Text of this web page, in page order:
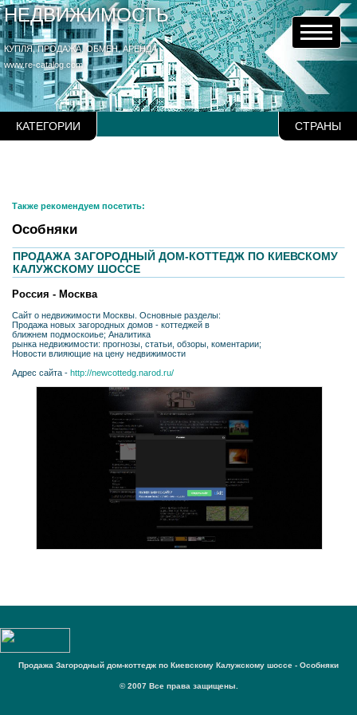
НЕДВИЖИМОСТЬ
КУПЛЯ, ПРОДАЖА, ОБМЕН, АРЕНДА
www.re-catalog.com
КАТЕГОРИИ СТРАНЫ
Также рекомендуем посетить:
Особняки
ПРОДАЖА ЗАГОРОДНЫЙ ДОМ-КОТТЕДЖ ПО КИЕВСКОМУ
КАЛУЖСКОМУ ШОССЕ
Россия - Москва
Сайт о недвижимости Москвы. Основные разделы:
Продажа новых загородных домов - коттеджей в
ближнем подмоскоиье; Аналитика
рынка недвижимости: прогнозы, статьи, обзоры, коментарии;
Новости влияющие на цену недвижимости
Адрес сайта - http://newcottedg.narod.ru/
Продажа Загородный дом-коттедж по Киевскому Калужскому шоссе - Особняки
© 2007 Все права защищены.